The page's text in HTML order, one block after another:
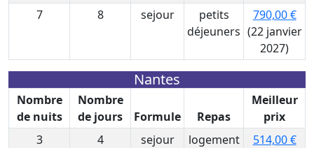
7
8 sejour
petits
déjeuners
790,00 €
(22 janvier
2027)
Nantes
Nombre
de nuits
Nombre
de jours
Formule Repas
Meilleur
prix
3
4 sejour
logement
514,00 €